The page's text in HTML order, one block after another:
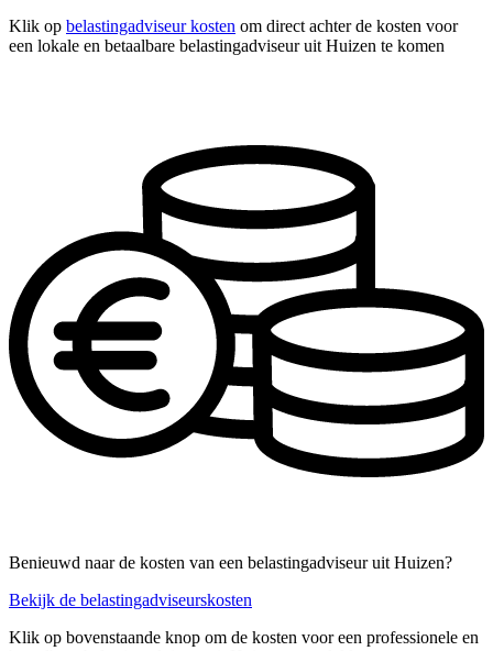
Klik op belastingadviseur kosten om direct achter de kosten voor
een lokale en betaalbare belastingadviseur uit Huizen te komen
Benieuwd naar de kosten van een belastingadviseur uit Huizen?
Bekijk de belastingadviseurskosten
Klik op bovenstaande knop om de kosten voor een professionele en